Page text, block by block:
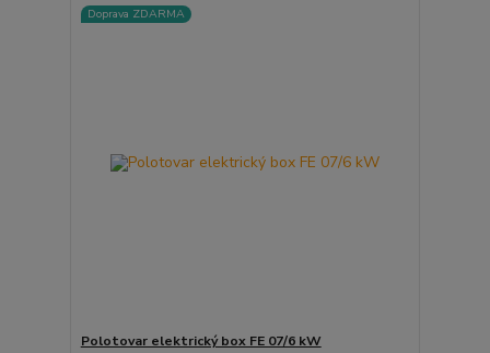
Doprava ZDARMA
Polotovar elektrický box FE 07/6 kW